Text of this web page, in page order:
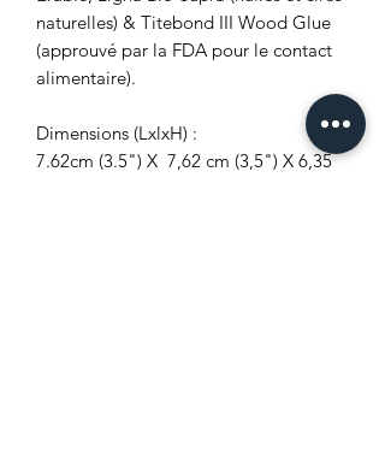
naturelles) & Titebond III Wood Glue
(approuvé par la FDA pour le contact
alimentaire).
Dimensions (LxlxH) :
7.62cm (3.5") X 7,62 cm (3,5") X 6,35